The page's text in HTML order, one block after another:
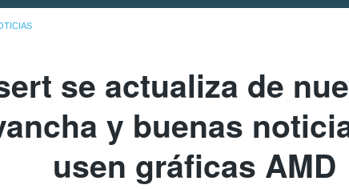
se actualiza de
y buenas
usen gráficas AMD